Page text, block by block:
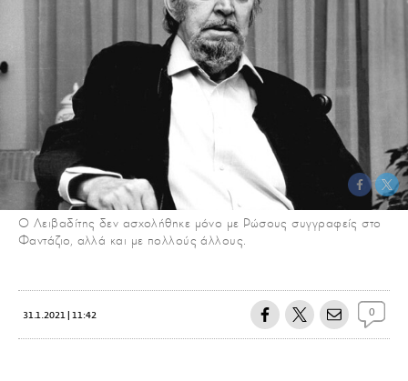
Ο Λειβαδίτης δεν ασχολήθηκε μόνο με Ρώσους συγγραφείς στο
Φαντάζιο, αλλά και με πολλούς άλλους.
31.1.2021 | 11:42 0